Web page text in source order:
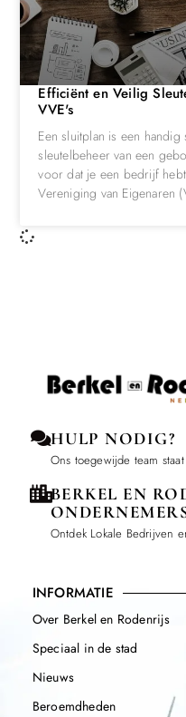
Efficiënt en Veilig
VVE's
Een sluitplan is een handig
sleutelbeheer van een
voor dat je een bedrijf
Vereniging van Eigenaren
HULP NODIG?
Ons toegewijde team
BERKEL EN
Ontdek Lokale Bedrijven
INFORMATIE
Over Berkel en Rodenrijs
Speciaal in de stad
Nieuws
Beroemdheden